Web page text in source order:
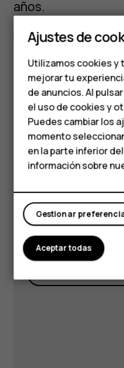
Teléfonos
personas
Accesorios
HMD Terra
Para
Tabletas
Tienda
Mi cuenta
años.
Especificaciones
Got
Visita
soporte para
apoyo.
Ajustes de
Utilizamos cookies y
mejorar tu
de anuncios. Al
el uso de cookies y
Puedes cambiar los
momento
en la parte inferior
información sobre
Gestionar
Aceptar todas